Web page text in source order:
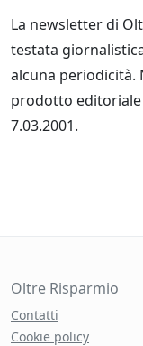
La newsletter di
testata
alcuna periodicità.
prodotto editoriale
7.03.2001.
Oltre Risparmio
Contatti
Cookie policy